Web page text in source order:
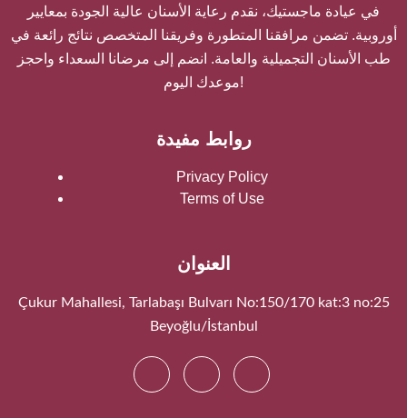
في عيادة ماجستيك، نقدم رعاية الأسنان عالية الجودة بمعايير
أوروبية. تضمن مرافقنا المتطورة وفريقنا المتخصص نتائج رائعة في
طب الأسنان التجميلية والعامة. انضم إلى مرضانا السعداء واحجز
موعدك اليوم!
روابط مفيدة
Privacy Policy
Terms of Use
العنوان
Çukur Mahallesi, Tarlabaşı Bulvarı No:150/170 kat:3 no:25
Beyoğlu/İstanbul